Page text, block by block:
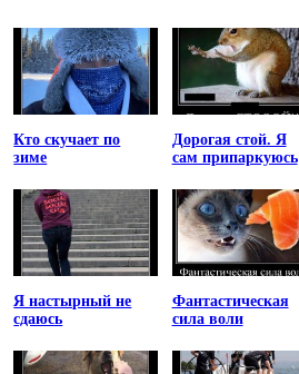
Кто скучает по
зиме
Дорогая стой. Я
сам припаркуюсь
Я настырный не
сдаюсь
Фантастическая
сила воли